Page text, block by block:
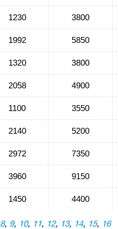
1230 3800
1992 5850
1320 3800
2058 4900
1100 3550
2140 5200
2972 7350
3960 9150
1450 4400
8, 9, 10, 11, 12, 13, 14, 15, 16